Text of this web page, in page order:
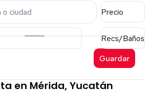
o ciudad Precio
Recs/Baños
Guardar
en Mérida, Yucatán